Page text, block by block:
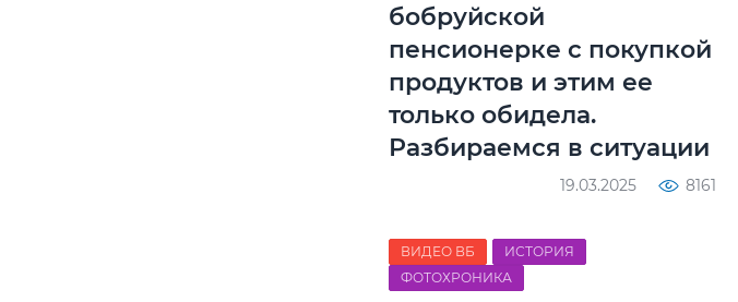
бобруйской
пенсионерке с покупкой
продуктов и этим ее
только обидела.
Разбираемся в ситуации
19.03.2025 8161
ВИДЕО ВБ
ИСТОРИЯ
ФОТОХРОНИКА